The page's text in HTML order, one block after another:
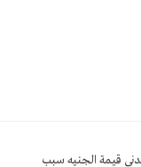
قيمة الجنيه سبب